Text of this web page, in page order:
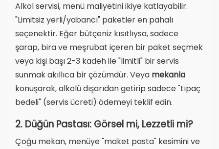
Alkol servisi, menü maliyetini ikiye katlayabilir.
"Limitsiz yerli/yabancı" paketler en pahalı
seçenektir. Eğer bütçeniz kısıtlıysa, sadece
şarap, bira ve meşrubat içeren bir paket seçmek
veya kişi başı 2-3 kadeh ile "limitli" bir servis
sunmak akıllıca bir çözümdür. Veya mekanla
konuşarak, alkolü dışarıdan getirip sadece "tıpaç
bedeli" (servis ücreti) ödemeyi teklif edin.
2. Düğün Pastası: Görsel mi, Lezzetli mi?
Çoğu mekan, menüye "maket pasta" kesimini ve